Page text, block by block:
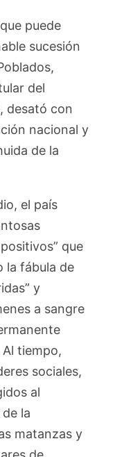
puede
sucesión
del
desató con
nacional y
de la
el país
que
la fábula de
y
a sangre
tiempo,
sociales,
al
la
matanzas y